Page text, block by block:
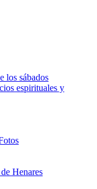
los sábados
espirituales y
Henares